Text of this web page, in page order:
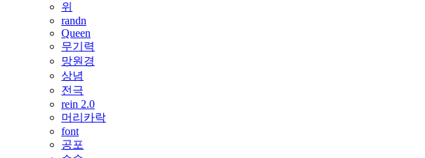
위
randn
Queen
무기력
망원경
상념
전극
rein 2.0
머리카락
font
공포